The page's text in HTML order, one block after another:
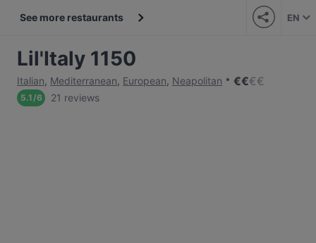
See more restaurants EN
Lil'Italy 1150
Italian, Mediterranean, European, Neapolitan €€€€
5.1/6 21 reviews